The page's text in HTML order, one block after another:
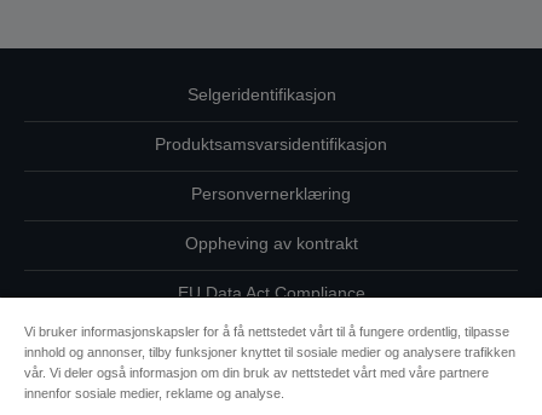
Selgeridentifikasjon
Produktsamsvarsidentifikasjon
Personvernerklæring
Oppheving av kontrakt
EU Data Act Compliance
Ta kontakt med oss vedrørende personopplysningene dine
Informasjon om informasjonskapsler
Vi bruker informasjonskapsler for å få nettstedet vårt til å fungere ordentlig, tilpasse
innhold og annonser, tilby funksjoner knyttet til sosiale medier og analysere trafikken
vår. Vi deler også informasjon om din bruk av nettstedet vårt med våre partnere
innenfor sosiale medier, reklame og analyse.